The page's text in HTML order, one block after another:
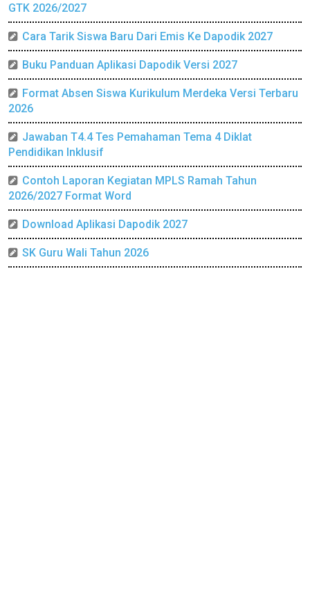
GTK 2026/2027
Cara Tarik Siswa Baru Dari Emis Ke Dapodik 2027
Buku Panduan Aplikasi Dapodik Versi 2027
Format Absen Siswa Kurikulum Merdeka Versi Terbaru
2026
Jawaban T4.4 Tes Pemahaman Tema 4 Diklat
Pendidikan Inklusif
Contoh Laporan Kegiatan MPLS Ramah Tahun
2026/2027 Format Word
Download Aplikasi Dapodik 2027
SK Guru Wali Tahun 2026